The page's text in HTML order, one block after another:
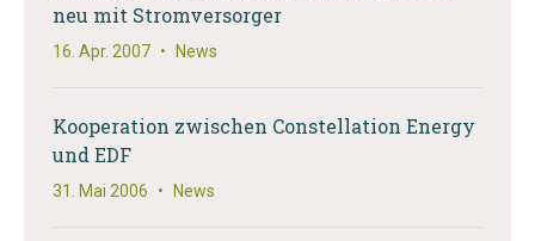
neu mit Stromversorger
16. Apr. 2007 • News
Kooperation zwischen Constellation Energy
und EDF
31. Mai 2006 • News